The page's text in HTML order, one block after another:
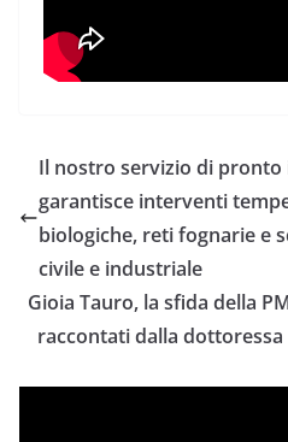
Il nostro servizio di
garantisce interventi
biologiche, reti fognarie e
civile e industriale
Gioia Tauro, la sfida della
raccontati dalla